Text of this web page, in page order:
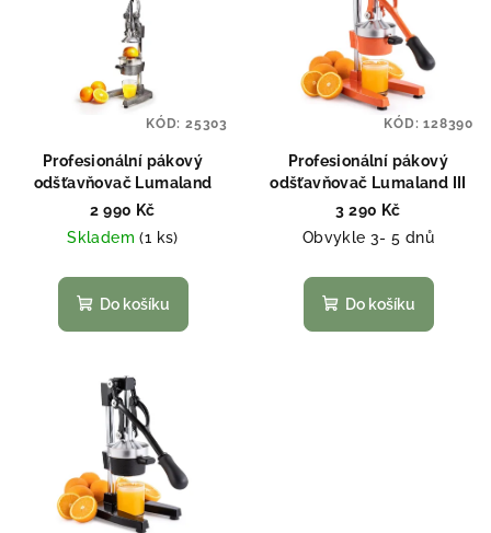
Profesionální pákový
odšťavňovač Lumaland
2 990 Kč
Skladem(1 ks)
Do košíku
KÓD: 25303
Profesionální pákový
odšťavňovač Lumaland III
3 290 Kč
Obvykle 3- 5 dnů
Do košíku
KÓD:128390